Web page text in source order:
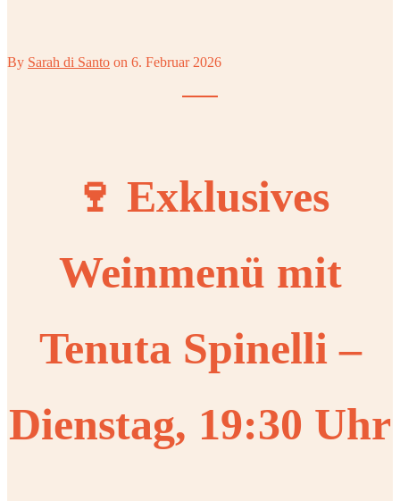
By Sarah di Santo on 6. Februar 2026
🍷 Exklusives
Weinmenü mit
Tenuta Spinelli –
Dienstag, 19:30 Uhr